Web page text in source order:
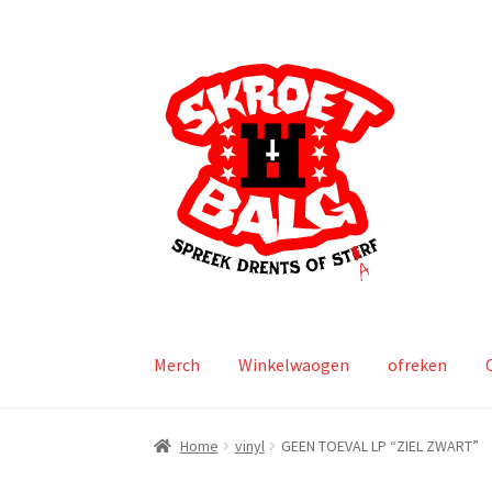
door
naar
navigatie
naar
de
inhoud
Merch Winkelwaogen ofreken
Home vinyl GEEN TOEVAL LP “ZIEL ZWART”